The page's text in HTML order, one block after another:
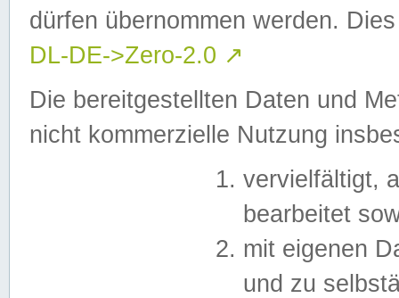
dürfen übernommen werden.
DL-DE->Zero-2.0 ↗
Die bereitgestellten Daten und
nicht kommerzielle Nutzung
vervielfältigt,
bearbeitet
mit eigenen
und zu